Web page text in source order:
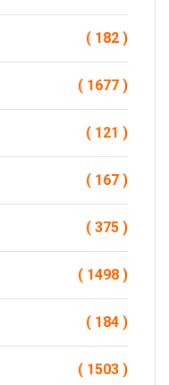
( 182 )
( 1677 )
( 121 )
( 167 )
( 375 )
( 1498 )
( 184 )
( 1503 )